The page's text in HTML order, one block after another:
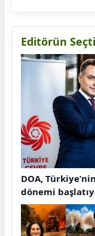
Editörün
DOA,
dönemi